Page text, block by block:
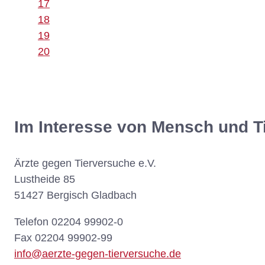
17
18
19
20
Im Interesse von Mensch und
Ärzte gegen Tierversuche e.V.
Lustheide 85
51427 Bergisch Gladbach
Telefon 02204 99902-0
Fax 02204 99902-99
info@aerzte-gegen-tierversuche.de